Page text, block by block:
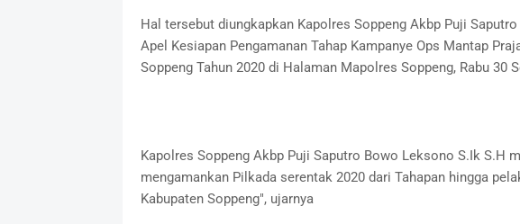
Hal tersebut diungkapkan Kapolres Soppeng Akbp Puji
Apel Kesiapan Pengamanan Tahap Kampanye Ops Mantap
Soppeng Tahun 2020 di Halaman Mapolres Soppeng, Rabu 30
Kapolres Soppeng Akbp Puji Saputro Bowo Leksono S.Ik S.H
mengamankan Pilkada serentak 2020 dari Tahapan hingga
Kabupaten Soppeng", ujarnya